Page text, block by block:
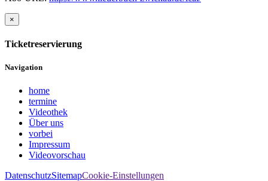
×
Ticketreservierung
Navigation
home
termine
Videothek
Über uns
vorbei
Impressum
Videovorschau
DatenschutzSitemapCookie-Einstellungen